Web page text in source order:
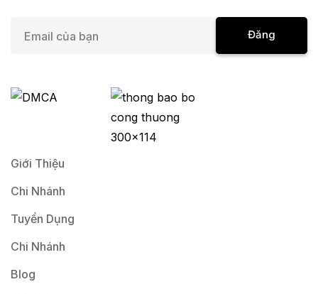
i
Đăng
Giới Thiệu
Chi Nhánh
Tuyển Dụng
Chi Nhánh
Blog